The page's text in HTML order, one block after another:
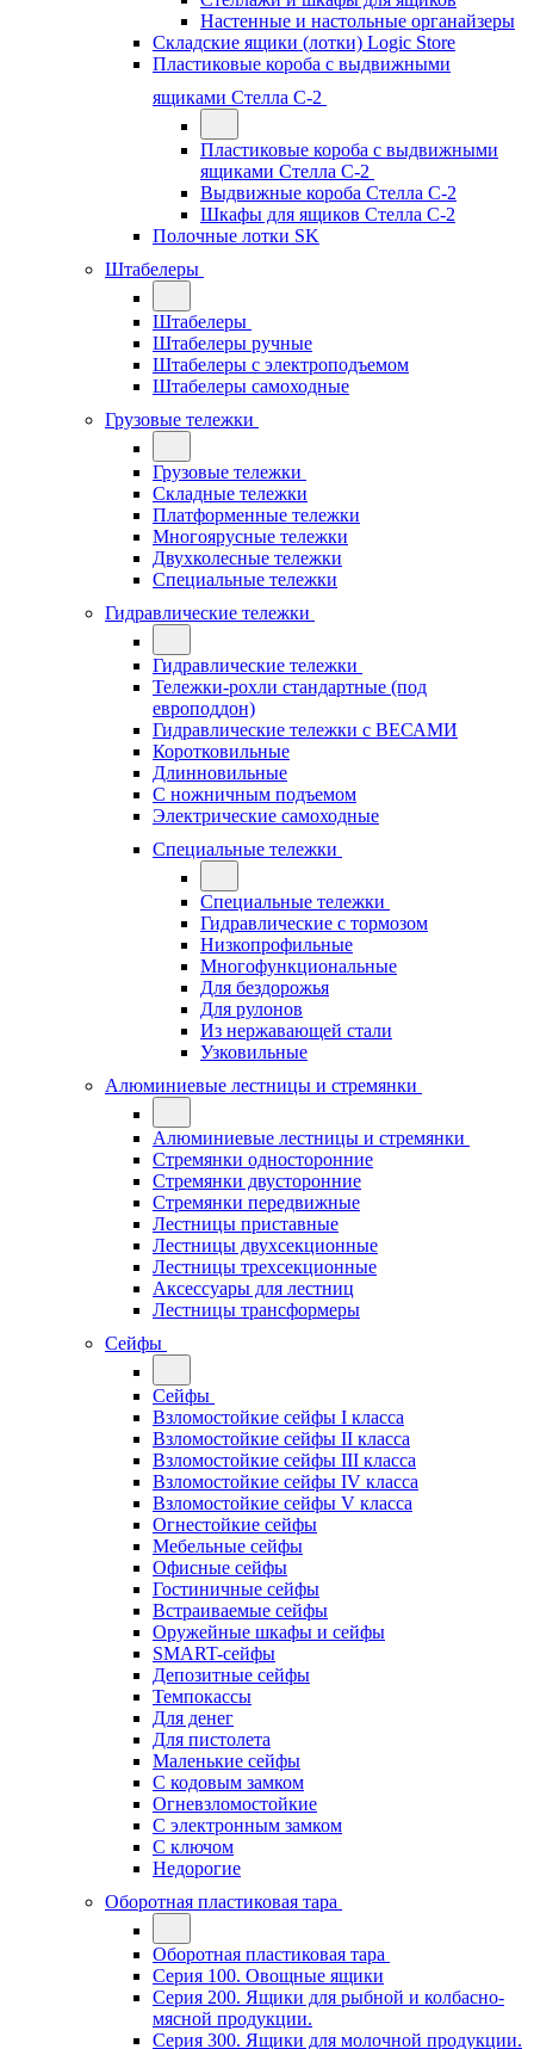
Настенные и настольные органайзеры
Складские ящики (лотки) Logiс Store
Пластиковые короба с выдвижными
ящиками Стелла С-2
Пластиковые короба с выдвижными
ящиками Стелла С-2
Выдвижные короба Стелла С-2
Шкафы для ящиков Стелла С-2
Полочные лотки SK
Штабелеры
Штабелеры
Штабелеры ручные
Штабелеры с электроподъемом
Штабелеры самоходные
Грузовые тележки
Грузовые тележки
Складные тележки
Платформенные тележки
Многоярусные тележки
Двухколесные тележки
Специальные тележки
Гидравлические тележки
Гидравлические тележки
Тележки-рохли стандартные (под
европоддон)
Гидравлические тележки с ВЕСАМИ
Коротковильные
Длинновильные
С ножничным подъемом
Электрические самоходные
Специальные тележки
Специальные тележки
Гидравлические с тормозом
Низкопрофильные
Многофункциональные
Для бездорожья
Для рулонов
Из нержавающей стали
Узковильные
Алюминиевые лестницы и стремянки
Алюминиевые лестницы и стремянки
Стремянки односторонние
Стремянки двусторонние
Стремянки передвижные
Лестницы приставные
Лестницы двухсекционные
Лестницы трехсекционные
Аксессуары для лестниц
Лестницы трансформеры
Сейфы
Сейфы
Взломостойкие сейфы I класса
Взломостойкие сейфы II класса
Взломостойкие сейфы III класса
Взломостойкие сейфы IV класса
Взломостойкие сейфы V класса
Огнестойкие сейфы
Мебельные сейфы
Офисные сейфы
Гостиничные сейфы
Встраиваемые сейфы
Оружейные шкафы и сейфы
SMART-сейфы
Депозитные сейфы
Темпокассы
Для денег
Для пистолета
Маленькие сейфы
С кодовым замком
Огневзломостойкие
С электронным замком
С ключом
Недорогие
Оборотная пластиковая тара
Оборотная пластиковая тара
Серия 100. Овощные ящики
Серия 200. Ящики для рыбной и колбасно-
мясной продукции.
Серия 300. Ящики для молочной продукции.